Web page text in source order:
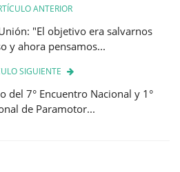
ANTERIOR
"El objetivo era salvarnos
y ahora pensamos...
SIGUIENTE
del 7° Encuentro Nacional y 1°
de Paramotor...